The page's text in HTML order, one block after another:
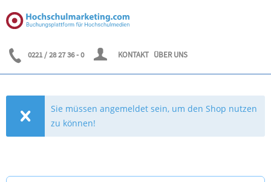
0221 / 28 27 36 - 0 KONTAKT ÜBER UNS
Sie müssen angemeldet sein, um den Shop nutzen
zu können!